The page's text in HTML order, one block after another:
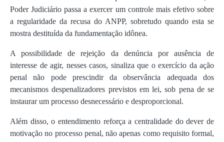
Poder Judiciário passa a exercer um controle mais efetivo sobre
a regularidade da recusa do ANPP, sobretudo quando esta se
mostra destituída da fundamentação idônea.
A possibilidade de rejeição da denúncia por ausência de
interesse de agir, nesses casos, sinaliza que o exercício da ação
penal não pode prescindir da observância adequada dos
mecanismos despenalizadores previstos em lei, sob pena de se
instaurar um processo desnecessário e desproporcional.
Além disso, o entendimento reforça a centralidade do dever de
motivação no processo penal, não apenas como requisito formal,